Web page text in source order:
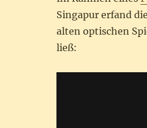
Singapur erfand
alten optischen
ließ: